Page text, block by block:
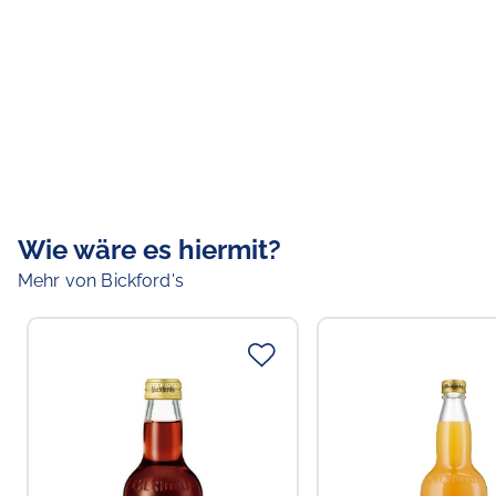
Wie wäre es hiermit?
Mehr von Bickford's